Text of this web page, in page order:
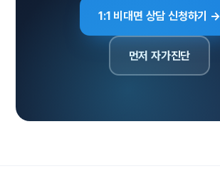
1:1 비대면 상담 신청하기 →
먼저 자가진단